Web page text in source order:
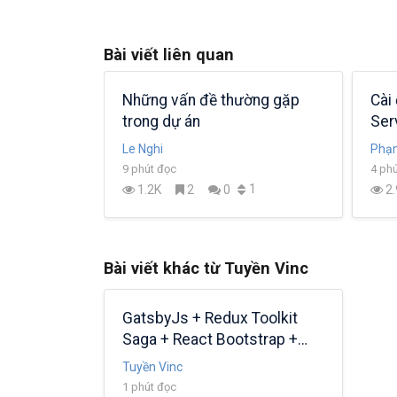
Bài viết liên quan
Config CircleCI deploy
Heroku
LamDN
9 phút đọc
295 1 0 2
3
Bài viết khác từ Tuyền Vinc
GatsbyJs + Redux Toolkit
Saga + React Bootstrap +
Storybook
Tuyền Vinc
1 phút đọc